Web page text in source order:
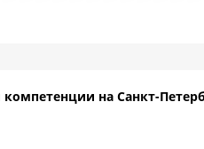
на Санкт-